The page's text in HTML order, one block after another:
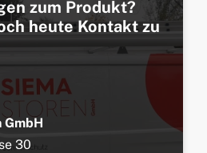
zum Produkt?
heute Kontakt zu
GmbH
30